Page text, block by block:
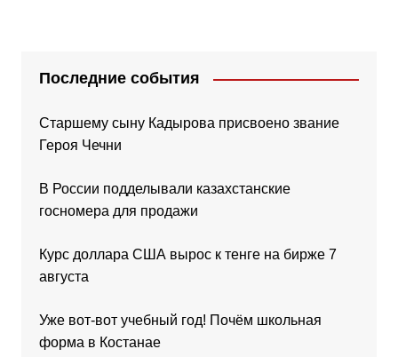
Последние события
Старшему сыну Кадырова присвоено звание
Героя Чечни
В России подделывали казахстанские
госномера для продажи
Курс доллара США вырос к тенге на бирже 7
августа
Уже вот-вот учебный год! Почём школьная
форма в Костанае